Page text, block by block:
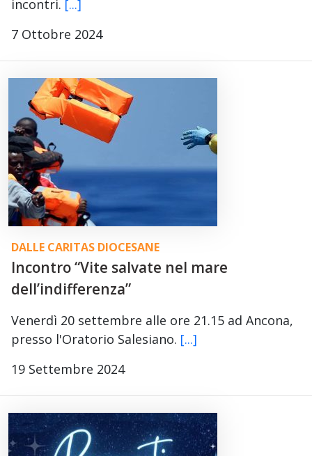
incontri. [...]
7 Ottobre 2024
DALLE CARITAS DIOCESANE
Incontro “Vite salvate nel mare
dell’indifferenza”
Venerdì 20 settembre alle ore 21.15 ad Ancona,
presso l'Oratorio Salesiano. [...]
19 Settembre 2024